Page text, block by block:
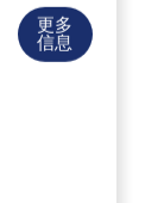
更多
信息